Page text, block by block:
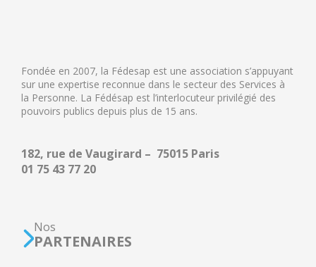
Fondée en 2007, la Fédesap est une association s’appuyant
sur une expertise reconnue dans le secteur des Services à
la Personne. La Fédésap est l’interlocuteur privilégié des
pouvoirs publics depuis plus de 15 ans.
182, rue de Vaugirard – 75015 Paris
01 75 43 77 20
Nos
PARTENAIRES